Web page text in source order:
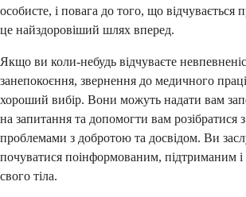
особисте, і повага до того, що відчувається
це найздоровіший шлях вперед.
Якщо ви коли-небудь відчуваєте
занепокоєння, звернення до медичного
хороший вибір. Вони можуть надати вам
на запитання та допомогти вам розібратися
проблемами з добротою та досвідом. Ви
почуватися поінформованим, підтриманим
свого тіла.